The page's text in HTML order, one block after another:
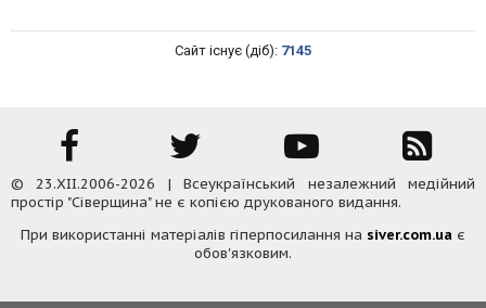
Сайт існує (діб): 7145
© 23.XII.2006-2026 | Всеукраїнський незалежний медійний
простір "Сіверщина" не є копією друкованого видання.
При використанні матеріалів гіперпосилання на siver.com.ua є
обов'язковим.